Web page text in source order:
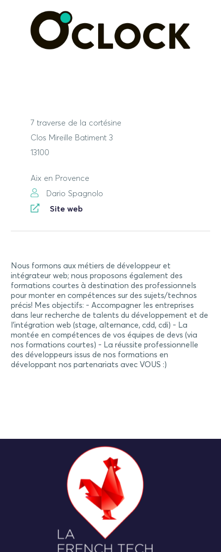
7 traverse de la cortésine
Clos Mireille Batiment 3
13100
Aix en Provence
Dario Spagnolo
Site web
Nous formons aux métiers de développeur et
intégrateur web; nous proposons également des
formations courtes à destination des professionnels
pour monter en compétences sur des sujets/technos
précis! Mes objectifs: - Accompagner les entreprises
dans leur recherche de talents du développement et de
l'intégration web (stage, alternance, cdd, cdi) - La
montée en compétences de vos équipes de devs (via
nos formations courtes) - La réussite professionnelle
des développeurs issus de nos formations en
développant nos partenariats avec VOUS :)